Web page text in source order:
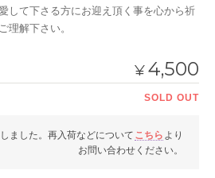
して下さる方にお迎え頂く事を心から祈
理解下さい。
¥4,500
SOLD OUT
ました。再入荷などについて こちら より
お問い合わせください。